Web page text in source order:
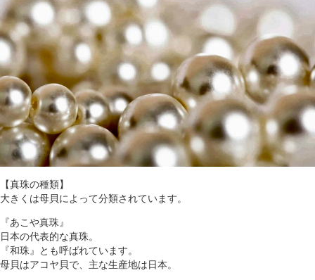
【真珠の種類】
大きくは母貝によって分類されています。
『あこや真珠』
日本の代表的な真珠。
『和珠』とも呼ばれています。
母貝はアコヤ貝で、主な生産地は日本。